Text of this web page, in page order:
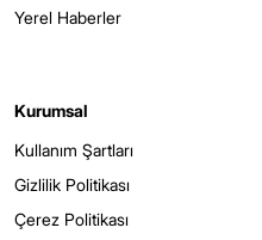
Yerel Haberler
Kurumsal
Kullanım Şartları
Gizlilik Politikası
Çerez Politikası